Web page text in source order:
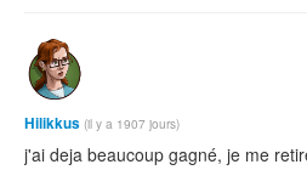
Hilikkus (il y a 1907 jours)
j'ai deja beaucoup gagné, je me